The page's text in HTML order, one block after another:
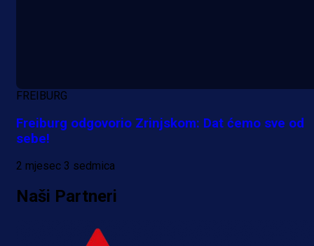
FREIBURG
Freiburg odgovorio Zrinjskom: Dat ćemo sve od
sebe!
2 mjesec 3 sedmica
Naši Partneri